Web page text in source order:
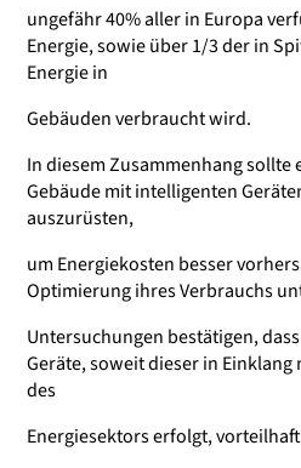
ungefähr 40% aller in Europa
Energie, sowie über 1/3 der in
Energie in
Gebäuden verbraucht wird.
In diesem Zusammenhang sollte
Gebäude mit intelligenten
auszurüsten,
um Energiekosten besser
Optimierung ihres Verbrauchs
Untersuchungen bestätigen,
Geräte, soweit dieser in
des
Energiesektors erfolgt,